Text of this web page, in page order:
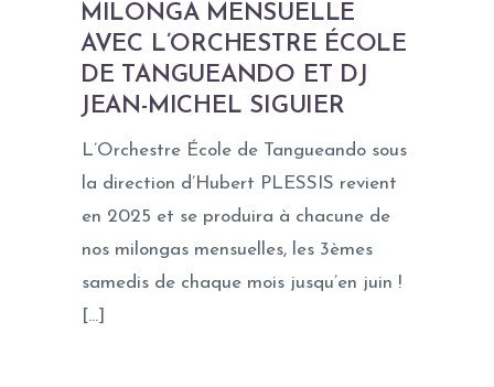
MILONGA MENSUELLE
AVEC L’ORCHESTRE ÉCOLE
DE TANGUEANDO ET DJ
JEAN-MICHEL SIGUIER
L’Orchestre École de Tangueando sous
la direction d’Hubert PLESSIS revient
en 2025 et se produira à chacune de
nos milongas mensuelles, les 3èmes
samedis de chaque mois jusqu’en juin !
[…]